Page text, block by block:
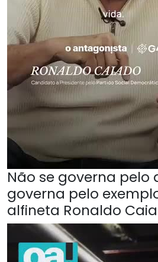
Não se governa pelo
governa pelo
alfineta Ronaldo